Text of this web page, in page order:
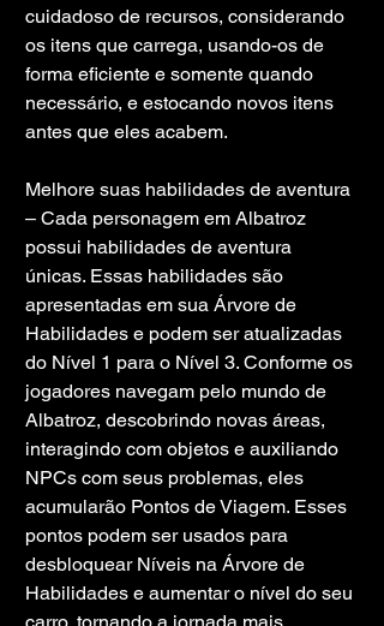
cuidadoso de recursos, considerando
os itens que carrega, usando-os de
forma eficiente e somente quando
necessário, e estocando novos itens
antes que eles acabem.
Melhore suas habilidades de aventura
– Cada personagem em Albatroz
possui habilidades de aventura
únicas. Essas habilidades são
apresentadas em sua Árvore de
Habilidades e podem ser atualizadas
do Nível 1 para o Nível 3. Conforme os
jogadores navegam pelo mundo de
Albatroz, descobrindo novas áreas,
interagindo com objetos e auxiliando
NPCs com seus problemas, eles
acumularão Pontos de Viagem. Esses
pontos podem ser usados ​​para
desbloquear Níveis na Árvore de
Habilidades e aumentar o nível do seu
carro, tornando a jornada mais